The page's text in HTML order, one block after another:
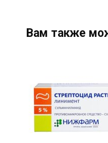
Вам также